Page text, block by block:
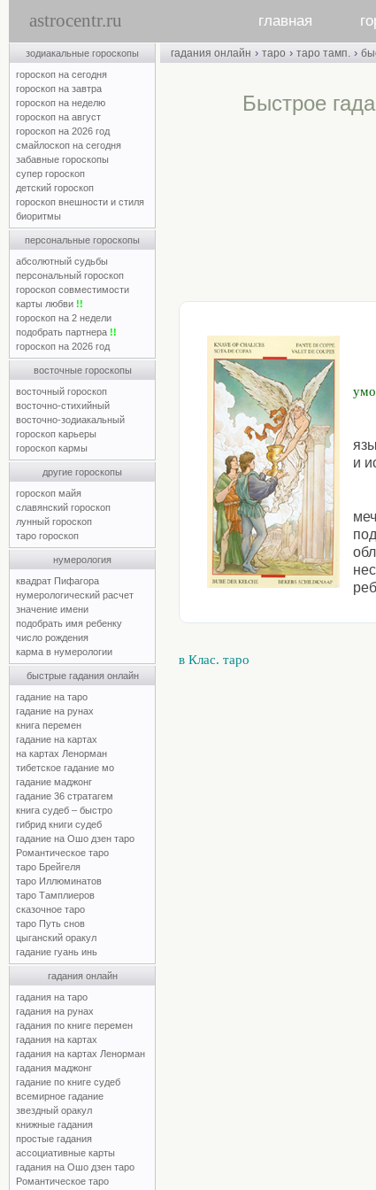
astrocentr.ru главная
зодиакальные гороскопы
гороскоп на сегодня
гороскоп на завтра
гороскоп на неделю
гороскоп на август
гороскоп на 2026 год
смайлоскоп на сегодня
забавные гороскопы
супер гороскоп
детский гороскоп
гороскоп внешности и стиля
биоритмы
персональные гороскопы
абсолютный судьбы
персональный гороскоп
гороскоп совместимости
карты любви !!
гороскоп на 2 недели
подобрать партнера !!
гороскоп на 2026 год
восточные гороскопы
восточный гороскоп
восточно-стихийный
восточно-зодиакальный
гороскоп карьеры
гороскоп кармы
другие гороскопы
гороскоп майя
славянский гороскоп
лунный гороскоп
таро гороскоп
нумерология
квадрат Пифагора
нумерологический расчет
значение имени
подобрать имя ребенку
число рождения
карма в нумерологии
быстрые гадания онлайн
гадание на таро
гадание на рунах
книга перемен
гадание на картах
на картах Ленорман
тибетское гадание мо
гадание маджонг
гадание 36 стратагем
книга судеб – быстро
гибрид книги судеб
гадание на Ошо дзен таро
Романтическое таро
таро Брейгеля
таро Иллюминатов
таро Тамплиеров
сказочное таро
таро Путь снов
цыганский оракул
гадание гуань инь
гадания онлайн
гадания на таро
гадания на рунах
гадания по книге перемен
гадания на картах
гадания на картах Ленорман
гадания маджонг
гадание по книге судеб
всемирное гадание
звездный оракул
книжные гадания
простые гадания
ассоциативные карты
гадания на Ошо дзен таро
Романтическое таро
гадания онлайн › таро › таро тамп. ›
Быстрое
и
в Клас. таро